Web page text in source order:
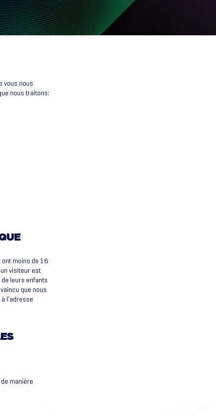
vous nous
nous traitons:
ont moins de 16
visiteur est
leurs enfants
que nous
l’adresse
manière